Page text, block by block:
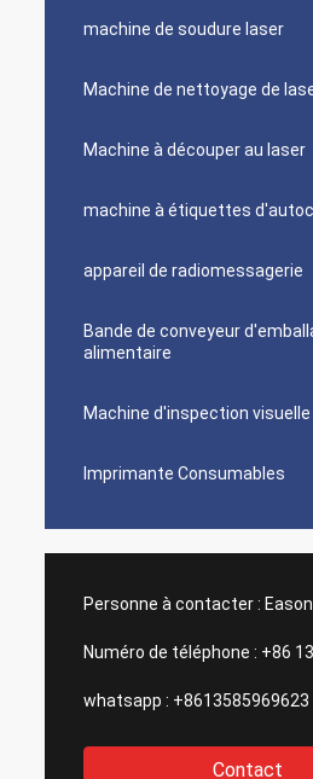
machine de soudure laser
Machine de nettoyage de
Machine à découper au laser
machine à étiquettes
appareil de radiomessagerie
Bande de conveyeur
alimentaire
Machine d'inspection visuelle
Imprimante Consumables
Personne à contacter : Eason
Numéro de téléphone : +86
whatsapp : +8613585969623
Contact